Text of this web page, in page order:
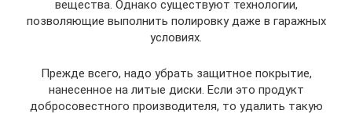
вещества. Однако существуют технологии,
позволяющие выполнить полировку даже в гаражных
условиях.
Прежде всего, надо убрать защитное покрытие,
нанесенное на литые диски. Если это продукт
добросовестного производителя, то удалить такую